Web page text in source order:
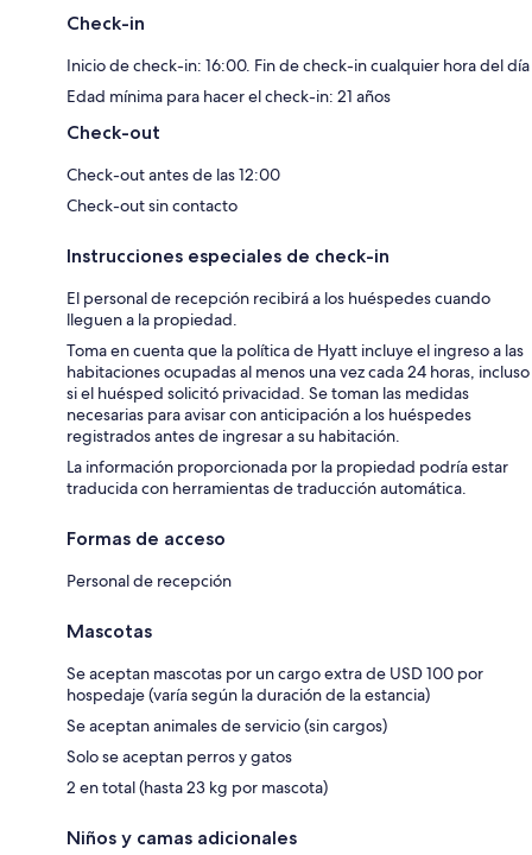
Check-in
Inicio de check-in: 16:00. Fin de check-in cualquier hora del día
Edad mínima para hacer el check-in: 21 años
Check-out
Check-out antes de las 12:00
Check-out sin contacto
Instrucciones especiales de check-in
El personal de recepción recibirá a los huéspedes cuando
lleguen a la propiedad.
Toma en cuenta que la política de Hyatt incluye el ingreso a las
habitaciones ocupadas al menos una vez cada 24 horas, incluso
si el huésped solicitó privacidad. Se toman las medidas
necesarias para avisar con anticipación a los huéspedes
registrados antes de ingresar a su habitación.
La información proporcionada por la propiedad podría estar
traducida con herramientas de traducción automática.
Formas de acceso
Personal de recepción
Mascotas
Se aceptan mascotas por un cargo extra de USD 100 por
hospedaje (varía según la duración de la estancia)
Se aceptan animales de servicio (sin cargos)
Solo se aceptan perros y gatos
2 en total (hasta 23 kg por mascota)
Niños y camas adicionales